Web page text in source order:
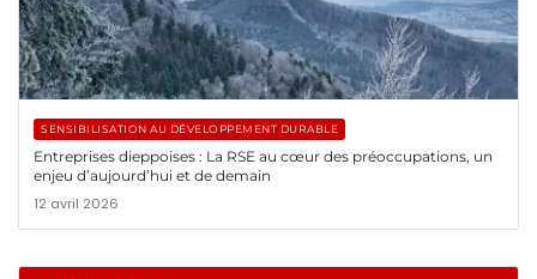
SENSIBILISATION AU DÉVELOPPEMENT DURABLE
Entreprises dieppoises : La RSE au cœur des préoccupations, un
enjeu d’aujourd’hui et de demain
12 avril 2026